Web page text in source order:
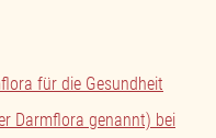
für die Gesundheit
Darmflora genannt) bei